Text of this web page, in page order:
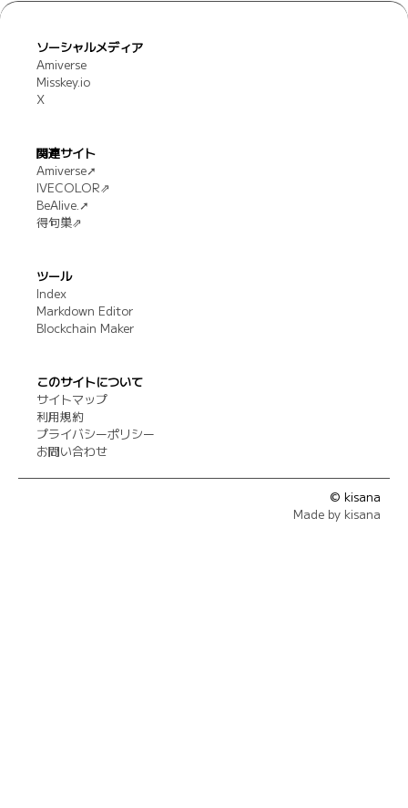
ソーシャルメディア
Amiverse
Misskey.io
X
関連サイト
Amiverse➚
IVECOLOR⇗
BeAlive.➚
得句巣⇗
ツール
Index
Markdown Editor
Blockchain Maker
このサイトについて
サイトマップ
利用規約
プライバシーポリシー
お問い合わせ
© kisana
Made by kisana